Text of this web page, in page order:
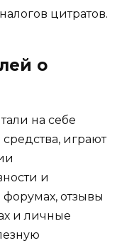
цитратов.
о
на себе
играют
и
отзывы
и личные